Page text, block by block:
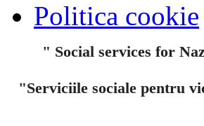
Politica cookie
" Social services for
"Serviciile sociale pentru